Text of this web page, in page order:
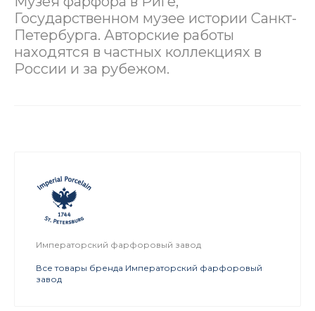
Государственном музее истории Санкт-
Петербурга. Авторские работы
находятся в частных коллекциях в
России и за рубежом.
Императорский фарфоровый завод
Все товары бренда Императорский фарфоровый
завод